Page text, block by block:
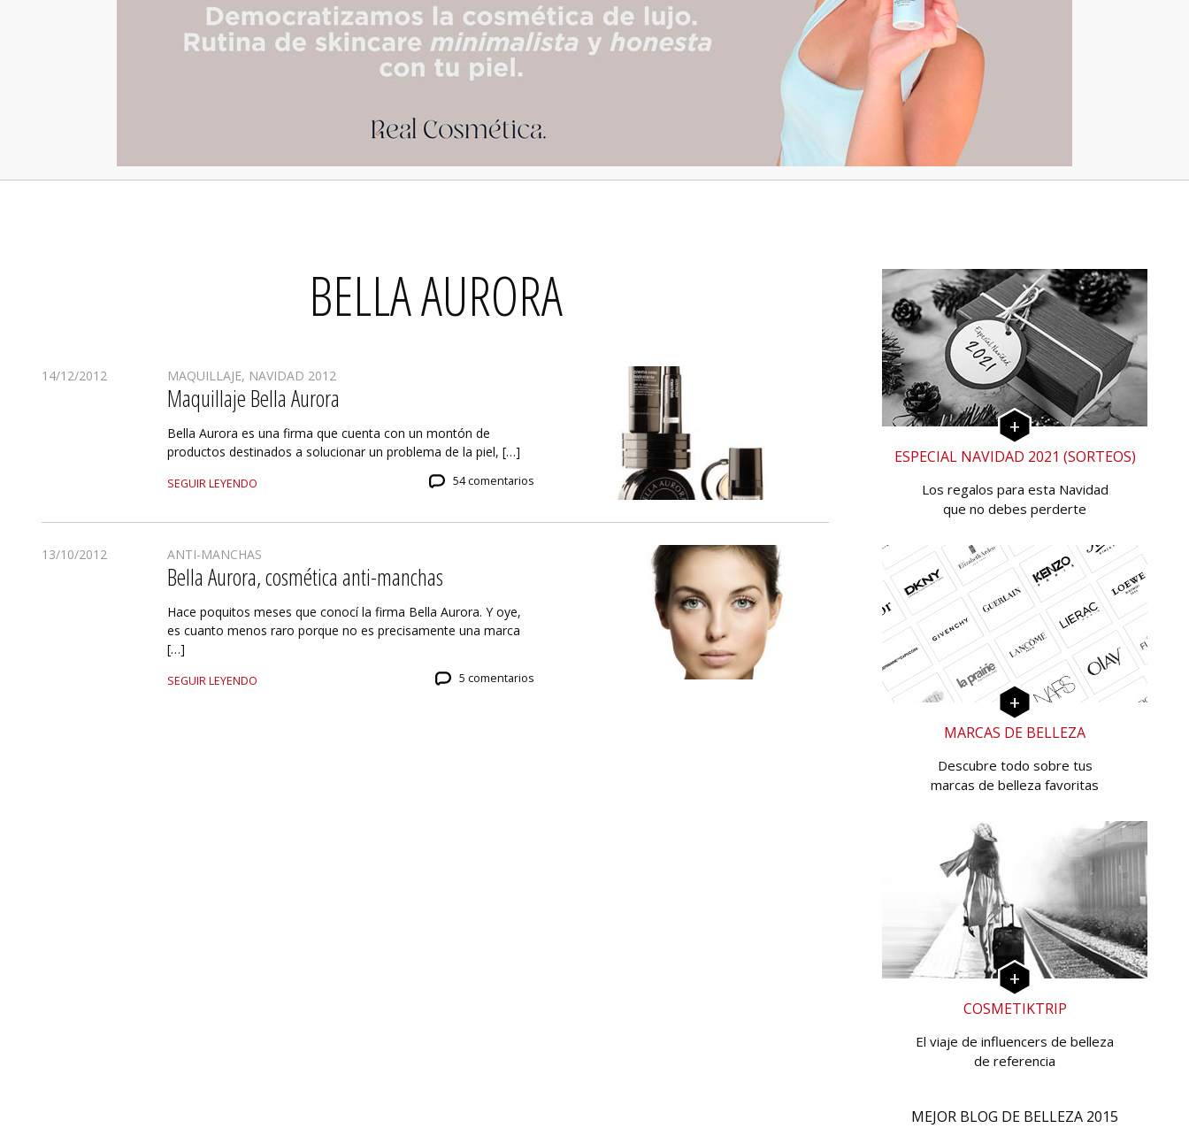
BELLA AURORA
14/12/2012 MAQUILLAJE, NAVIDAD 2012
Maquillaje Bella Aurora
Bella Aurora es una firma que cuenta con un montón de
productos destinados a solucionar un problema de la piel, […]
SEGUIR LEYENDO 54 comentarios
13/10/2012 ANTI-MANCHAS
Bella Aurora, cosmética anti-manchas
Hace poquitos meses que conocí la firma Bella Aurora. Y oye,
es cuanto menos raro porque no es precisamente una marca
[…]
SEGUIR LEYENDO 5 comentarios
ESPECIAL NAVIDAD 2021 (SORTEOS)
Los regalos para esta Navidad
que no debes perderte
MARCAS DE BELLEZA
Descubre todo sobre tus
marcas de belleza favoritas
COSMETIKTRIP
El viaje de influencers de belleza
de referencia
MEJOR BLOG DE BELLEZA 2015